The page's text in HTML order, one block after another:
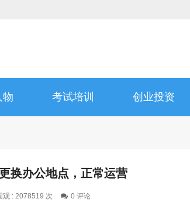
物 考试培训 创业投资
换办公地点，正常运营
观 : 2078519 次 0 评论